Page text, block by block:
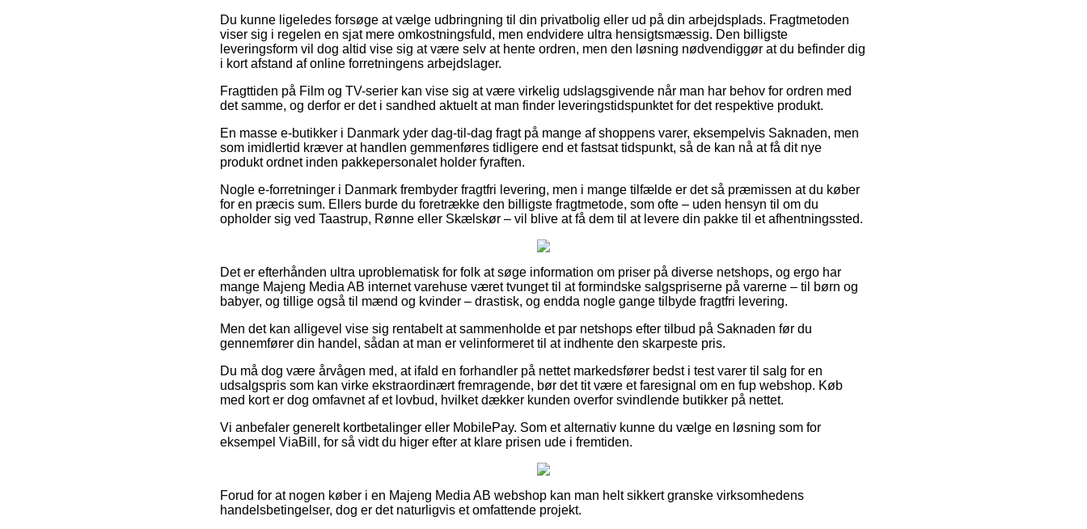
Du kunne ligeledes forsøge at vælge udbringning til din privatbolig eller ud på din arbejdsplads. Fragtmetoden
viser sig i regelen en sjat mere omkostningsfuld, men endvidere ultra hensigtsmæssig. Den billigste
leveringsform vil dog altid vise sig at være selv at hente ordren, men den løsning nødvendiggør at du befinder dig
i kort afstand af online forretningens arbejdslager.
Fragttiden på Film og TV-serier kan vise sig at være virkelig udslagsgivende når man har behov for ordren med
det samme, og derfor er det i sandhed aktuelt at man finder leveringstidspunktet for det respektive produkt.
En masse e-butikker i Danmark yder dag-til-dag fragt på mange af shoppens varer, eksempelvis Saknaden, men
som imidlertid kræver at handlen gemmenføres tidligere end et fastsat tidspunkt, så de kan nå at få dit nye
produkt ordnet inden pakkepersonalet holder fyraften.
Nogle e-forretninger i Danmark frembyder fragtfri levering, men i mange tilfælde er det så præmissen at du køber
for en præcis sum. Ellers burde du foretrække den billigste fragtmetode, som ofte – uden hensyn til om du
opholder sig ved Taastrup, Rønne eller Skælskør – vil blive at få dem til at levere din pakke til et afhentningssted.
Det er efterhånden ultra uproblematisk for folk at søge information om priser på diverse netshops, og ergo har
mange Majeng Media AB internet varehuse været tvunget til at formindske salgspriserne på varerne – til børn og
babyer, og tillige også til mænd og kvinder – drastisk, og endda nogle gange tilbyde fragtfri levering.
Men det kan alligevel vise sig rentabelt at sammenholde et par netshops efter tilbud på Saknaden før du
gennemfører din handel, sådan at man er velinformeret til at indhente den skarpeste pris.
Du må dog være årvågen med, at ifald en forhandler på nettet markedsfører bedst i test varer til salg for en
udsalgspris som kan virke ekstraordinært fremragende, bør det tit være et faresignal om en fup webshop. Køb
med kort er dog omfavnet af et lovbud, hvilket dækker kunden overfor svindlende butikker på nettet.
Vi anbefaler generelt kortbetalinger eller MobilePay. Som et alternativ kunne du vælge en løsning som for
eksempel ViaBill, for så vidt du higer efter at klare prisen ude i fremtiden.
Forud for at nogen køber i en Majeng Media AB webshop kan man helt sikkert granske virksomhedens
handelsbetingelser, dog er det naturligvis et omfattende projekt.